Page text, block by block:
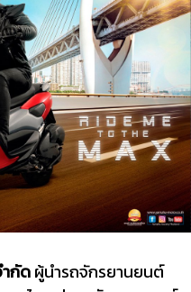
กัดผู้นำรถจักรยานยนต์